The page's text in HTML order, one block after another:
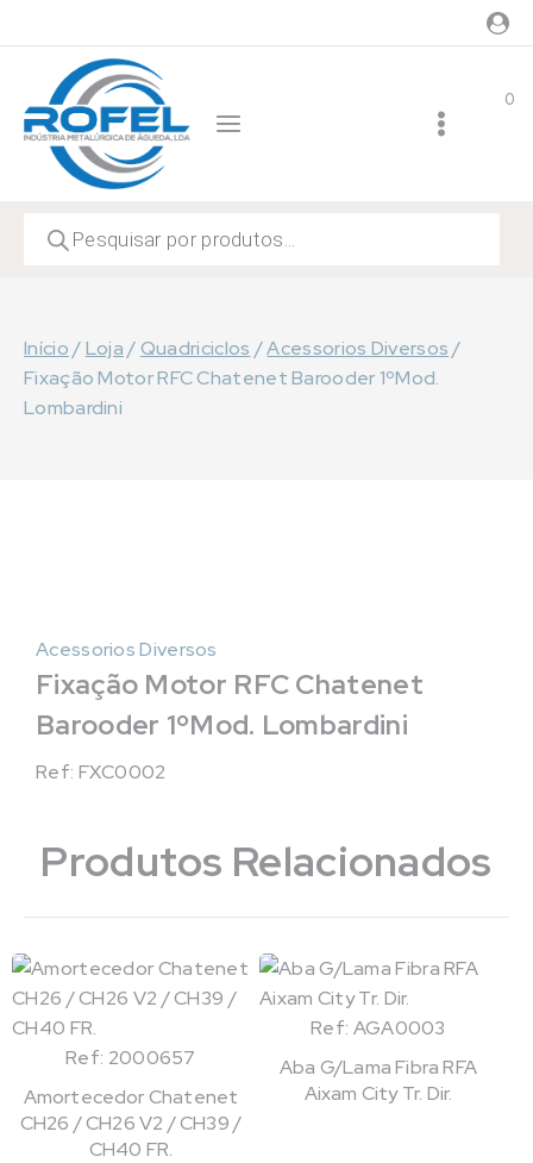
to
content
0
search
Início/Loja /Quadriciclos /Acessorios Diversos /
Fixação Motor RFC Chatenet Barooder 1ºMod.
Lombardini
Acessorios Diversos
Fixação Motor RFC Chatenet
Barooder 1ºMod. Lombardini
Ref: FXC0002
Produtos Relacionados
Ref: 2000657
Amortecedor Chatenet
CH26 / CH26 V2 / CH39 /
CH40 FR.
Ref: AGA0003
Aba G/Lama Fibra RFA
Aixam City Tr. Dir.